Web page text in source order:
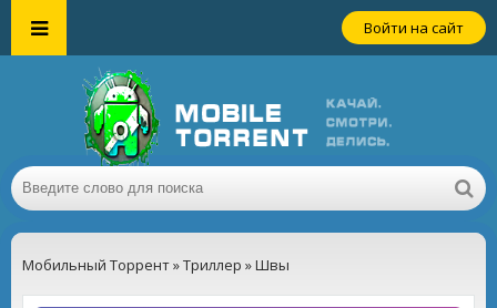
Войти на сайт
Мобильный Торрент»Триллер » Швы